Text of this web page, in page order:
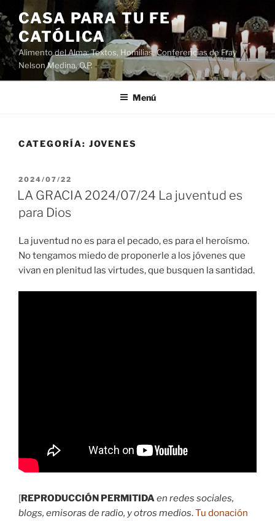
Saltar
al
contenido
CASA PARA TU FE
CATÓLICA
Alimento del Alma: Textos, Homilias, Conferencias de Fray
Nelson Medina, O.P.
Menú
CATEGORÍA: JOVENES
PUBLICADO
EL
2024/07/22
LA GRACIA 2024/07/24 La juventud es
para Dios
La juventud no es para el pecado, es para el heroísmo.
No tengamos miedo de proponerle a los jóvenes que
vivan en plenitud las virtudes, que busquen la santidad.
[REPRODUCCIÓN PERMITIDAen redes sociales,
blogs, emisoras de radio, y otros medios.Tu donación